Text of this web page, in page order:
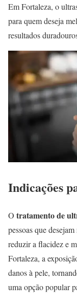
Em Fortaleza, o
para quem deseja
resultados
Indicações
O tratamento de
pessoas que
reduzir a flacidez e
Fortaleza, a
danos à pele,
uma opção popular